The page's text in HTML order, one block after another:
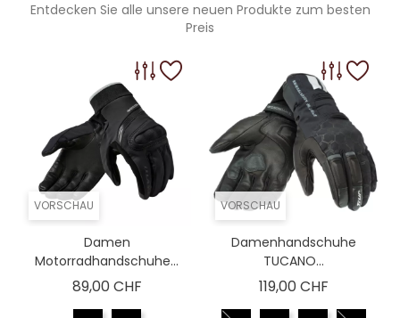
Entdecken Sie alle unsere neuen Produkte zum besten
Preis
VORSCHAU
Damen
Motorradhandschuhe...
89,00 CHFPreis
VORSCHAU
Damenhandschuhe
TUCANO...
119,00 CHFPreis